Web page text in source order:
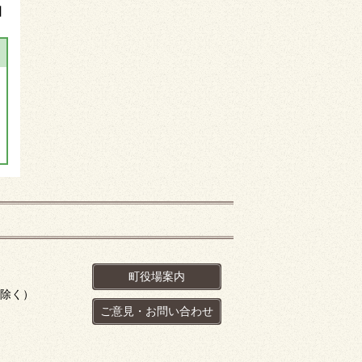
く）
町役場案内
ご意見・お問い合わせ